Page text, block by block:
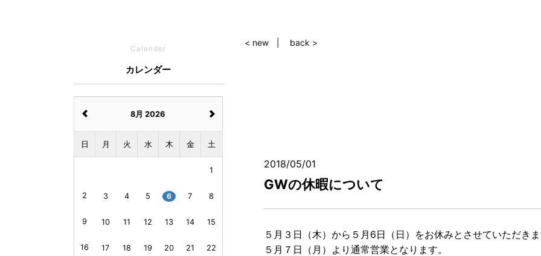
< new back >
2018/05/01
GWの休暇について
５月３日（木）から５月6日（日）をお休みとさせていただき
５月７日（月）より通常営業となります。
Calender
カレンダー
8月 2026
日 月 火 水 木 金 土
1
2 3 4 5 6 7 8
9 10 11 12 13 14 15
16 17 18 19 20 21 22